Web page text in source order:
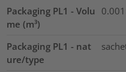
Packaging PL1 - Volu
me (m³)
Packaging PL1 - nat
ure/type